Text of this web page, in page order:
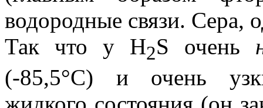
водородные связи. Сера,
Так что у H2S очень
(-85,5°C) и очень